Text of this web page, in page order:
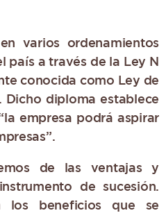
varios ordenamientos
país a través de la Ley N
conocida como Ley de
Dicho diploma establece
empresa podrá aspirar
de las ventajas y
de sucesión.
los beneficios que se